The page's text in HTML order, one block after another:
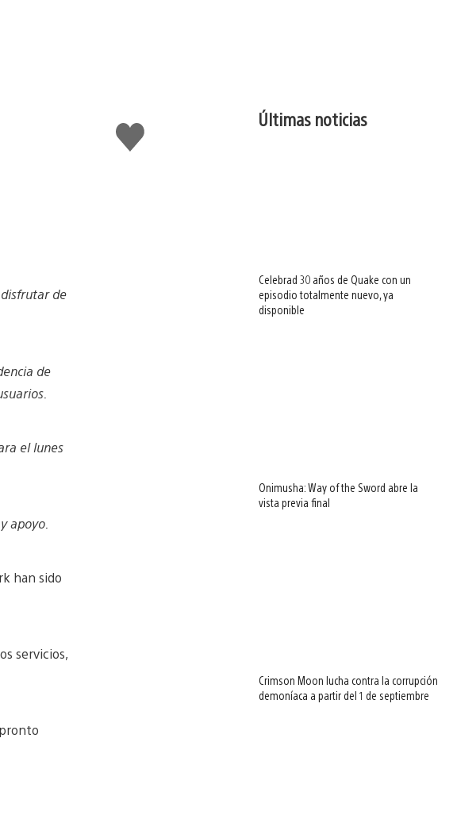
Me
gusta
de
de
el lunes
apoyo.
han sido
servicios,
Últimas noticias
Celebrad 30 años de Quake con un
episodio totalmente nuevo, ya
disponible
Onimusha: Way of the Sword abre la
vista previa final
Crimson Moon lucha contra la corrupción
demoníaca a partir del 1 de septiembre